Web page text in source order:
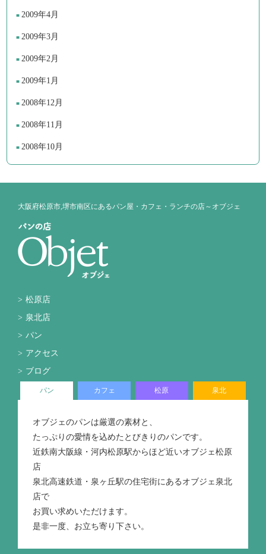
2009年4月
2009年3月
2009年2月
2009年1月
2008年12月
2008年11月
2008年10月
大阪府松原市,堺市南区にあるパン屋・カフェ・ランチの店～オブジェ
松原店
泉北店
パン
アクセス
ブログ
パン カフェ 松原 泉北
オブジェのパンは厳選の素材と、
たっぷりの愛情を込めたとびきりのパンです。
近鉄南大阪線・河内松原駅からほど近いオブジェ松原
店
泉北高速鉄道・泉ヶ丘駅の住宅街にあるオブジェ泉北
店で
お買い求めいただけます。
是非一度、お立ち寄り下さい。